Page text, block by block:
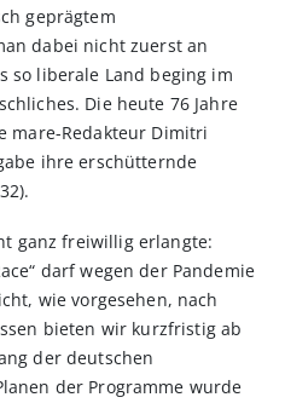
geprägtem
dabei nicht zuerst an
so liberale Land beging im
Die heute 76 Jahre
mare-Redakteur Dimitri
ihre erschütternde
ganz freiwillig erlangte:
darf wegen der Pandemie
wie vorgesehen, nach
bieten wir kurzfristig ab
der deutschen
der Programme wurde